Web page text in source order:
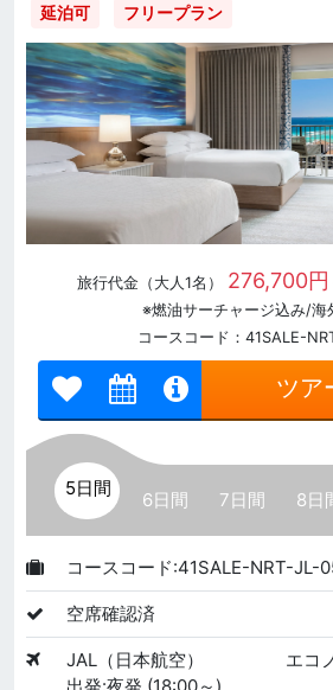
延泊可 フリープラン
旅行代金（大人1名） 276,700
※燃油サーチャージ込み/海
コースコード：41SALE-
ツア
5日間
6日間 7日間 8日
コースコード:41SALE-NRT-JL-
空席確認済
JAL（日本航空）
エコ